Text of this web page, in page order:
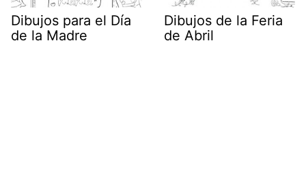
Dibujos para el Día
de la Madre
Dibujos de la Feria
de Abril